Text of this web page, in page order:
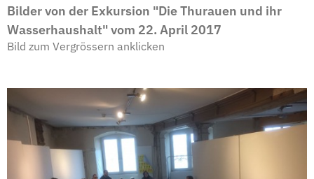
Bilder von der Exkursion "Die Thurauen und ihr
Wasserhaushalt" vom 22. April 2017
Bild zum Vergrössern anklicken